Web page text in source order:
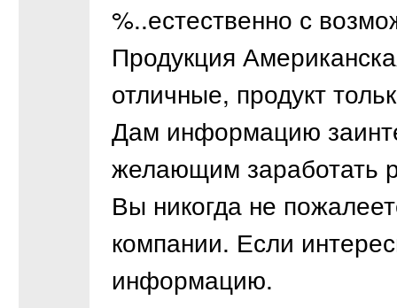
%..естественно с
Продукция
отличные, продукт
Дам информацию
желающим заработать
Вы никогда не
компании. Если
информацию.